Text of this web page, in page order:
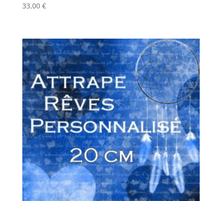
33,00 €